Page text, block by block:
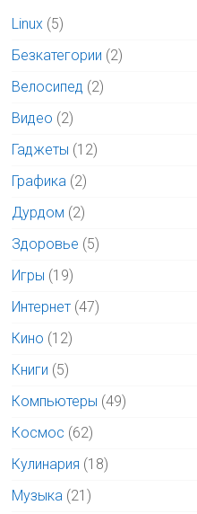
Linux (5)
Безкатегории (2)
Велосипед (2)
Видео (2)
Гаджеты (12)
Графика (2)
Дурдом (2)
Здоровье (5)
Игры (19)
Интернет (47)
Кино (12)
Книги (5)
Компьютеры (49)
Космос (62)
Кулинария (18)
Музыка (21)